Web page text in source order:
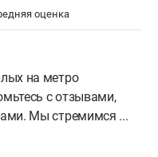
оценка
на метро
с отзывами,
Мы стремимся ...